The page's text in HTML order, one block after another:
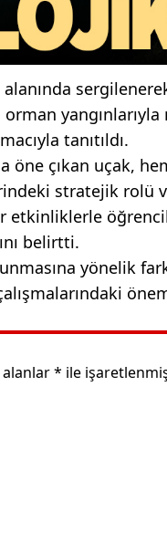
tanıtıldı.
öne çıkan uçak,
stratejik rolü
etkinliklerle
belirtti.
yönelik
* ile